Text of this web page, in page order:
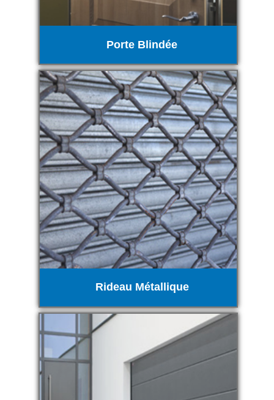
Porte Blindée
Rideau Métallique